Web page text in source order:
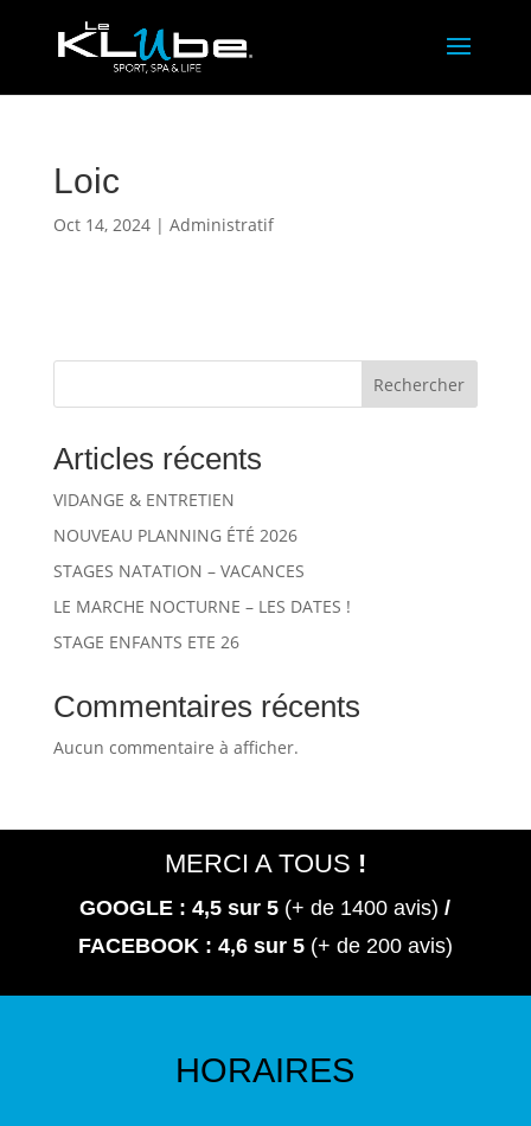
Loic
Oct 14, 2024| Administratif
Rechercher
Articles récents
VIDANGE & ENTRETIEN
NOUVEAU PLANNING ÉTÉ 2026
STAGES NATATION – VACANCES
LE MARCHE NOCTURNE – LES DATES !
STAGE ENFANTS ETE 26
Commentaires récents
Aucun commentaire à afficher.
MERCI A TOUS !
GOOGLE : 4,5sur 5 (+ de 1400 avis) /
FACEBOOK : 4,6 sur 5 (+ de 200 avis)
HORAIRES